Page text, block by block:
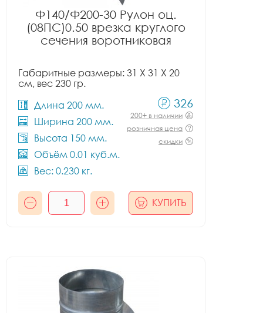
Ф140/Ф200-30 Рулон оц.
(08ПС)0.50 врезка круглого
сечения воротниковая
Габаритные размеры: 31 X 31 X 20
см, вес 230 гр.
Длина 200 мм.
Ширина 200 мм.
Высота 150 мм.
Объём 0.01 куб.м.
Вес: 0.230 кг.
326
200+ в наличии
розничная цена
скидки
КУПИТЬ